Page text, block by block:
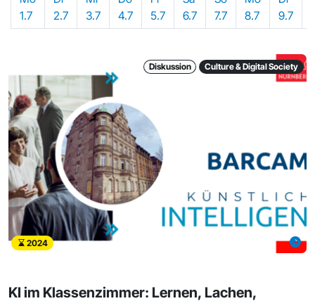
1.7
2.7
3.7
4.7
5.7
6.7
7.7
8.7
9.7
Diskussion Culture & Digital Society
2024
KI im Klassenzimmer: Lernen, Lachen,